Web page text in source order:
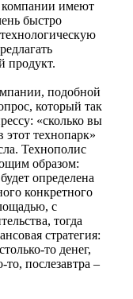
имеют
быстро
продукт.
подобной
который так
«сколько вы
этот технопарк»
Технополис
образом:
определена
конкретного
с
тогда
стратегия:
то денег,
то, послезавтра –